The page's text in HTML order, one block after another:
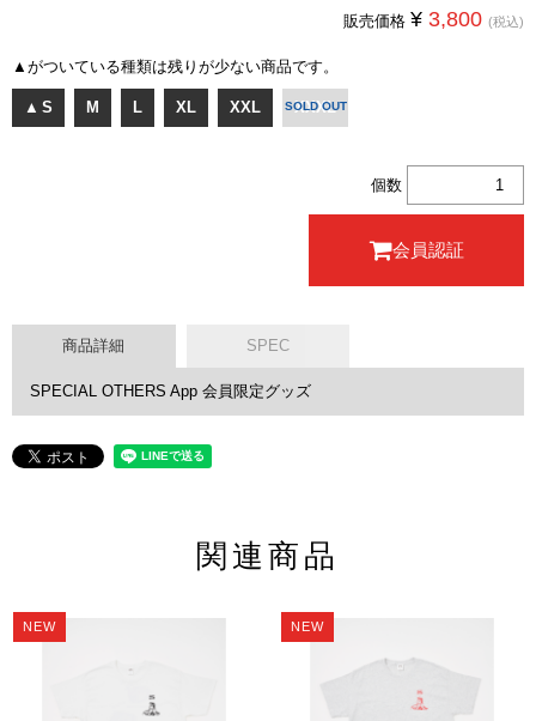
販売価格 ¥ 3,800 (税込)
▲ がついている種類は残りが少ない商品です。
▲ S M L XL XXL XXXL
SOLD OUT
個数
会員認証
商品詳細 SPEC
SPECIAL OTHERS App 会員限定グッズ
関連商品
NEW NEW